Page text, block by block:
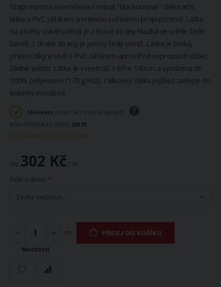
Stoprocentní zatemňovací neboli "blackoutová" dekorační
látka s PVC zátěrem a nulovou světelnou propustností. Látka
na závěsy (závěsovina) je z lícové strany hladká ve světle šedé
barvě, z druhé strany je jemný šedý semiš. Látka je tenká,
přesto díky vrstvě s PVC zátěrem uprostřed nepropustí vůbec
žádné světlo. Látka je v metráži v šířce 140cm a vyrobena ze
100% polyesteru (170 g/m2). Celkovou délku (výšku) zadejte do
kolonky množství.
Skladem ihned 14.1 m (více variant)
KÓD PRODUKTU (SKU) 20173
UPOZORNIT NA POKLES CENY
Od 302 Kč / m
Role (návin)
Množství
m PŘIDEJ DO KOŠÍKU